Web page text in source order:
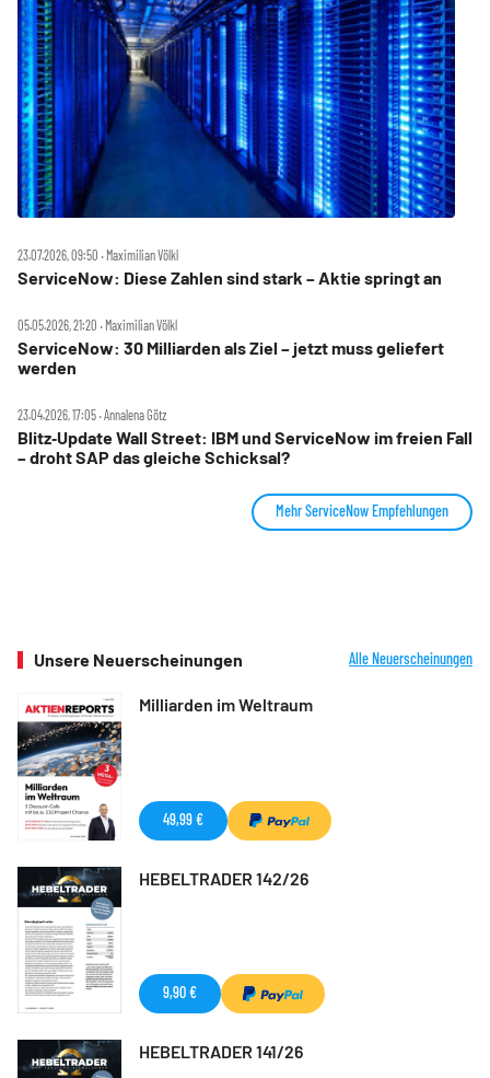
23.07.2026, 09:50 ‧ Maximilian Völkl
ServiceNow: Diese Zahlen sind stark – Aktie springt an
05.05.2026, 21:20 ‧ Maximilian Völkl
ServiceNow: 30 Milliarden als Ziel – jetzt muss geliefert
werden
23.04.2026, 17:05 ‧ Annalena Götz
Blitz‑Update Wall Street: IBM und ServiceNow im freien Fall
– droht SAP das gleiche Schicksal?
Mehr ServiceNow Empfehlungen
Unsere Neuerscheinungen Alle Neuerscheinungen
Milliarden im Weltraum
49,99 €
HEBELTRADER 142/26
9,90 €
HEBELTRADER 141/26